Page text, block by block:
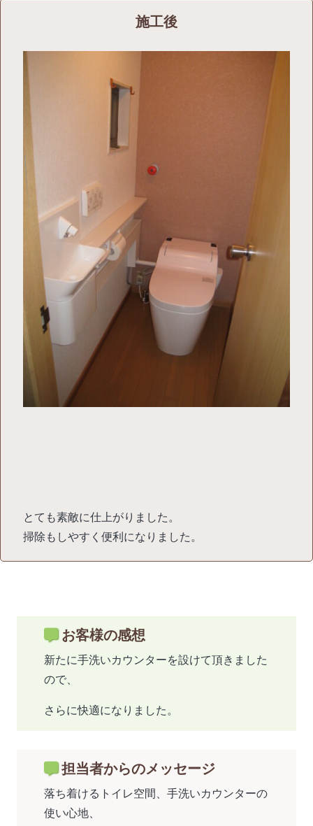
施工後
とても素敵に仕上がりました。
掃除もしやすく便利になりました。
お客様の感想
新たに手洗いカウンターを設けて頂きました
ので、
さらに快適になりました。
担当者からのメッセージ
落ち着けるトイレ空間、手洗いカウンターの
使い心地、